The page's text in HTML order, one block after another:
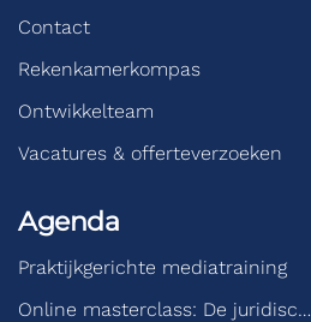
Contact
Rekenkamerkompas
Ontwikkelteam
Vacatures & offerteverzoeken
Agenda
Praktijkgerichte mediatraining
Online masterclass: De juridisc…